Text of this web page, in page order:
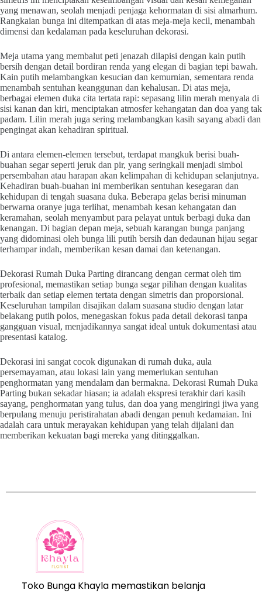
yang menawan, seolah menjadi penjaga kehormatan di sisi almarhum.
Rangkaian bunga ini ditempatkan di atas meja-meja kecil, menambah
dimensi dan kedalaman pada keseluruhan dekorasi.
Meja utama yang membalut peti jenazah dilapisi dengan kain putih
bersih dengan detail bordiran renda yang elegan di bagian tepi bawah.
Kain putih melambangkan kesucian dan kemurnian, sementara renda
menambah sentuhan keanggunan dan kehalusan. Di atas meja,
berbagai elemen duka cita tertata rapi: sepasang lilin merah menyala di
sisi kanan dan kiri, menciptakan atmosfer kehangatan dan doa yang tak
padam. Lilin merah juga sering melambangkan kasih sayang abadi dan
pengingat akan kehadiran spiritual.
Di antara elemen-elemen tersebut, terdapat mangkuk berisi buah-
buahan segar seperti jeruk dan pir, yang seringkali menjadi simbol
persembahan atau harapan akan kelimpahan di kehidupan selanjutnya.
Kehadiran buah-buahan ini memberikan sentuhan kesegaran dan
kehidupan di tengah suasana duka. Beberapa gelas berisi minuman
berwarna oranye juga terlihat, menambah kesan kehangatan dan
keramahan, seolah menyambut para pelayat untuk berbagi duka dan
kenangan. Di bagian depan meja, sebuah karangan bunga panjang
yang didominasi oleh bunga lili putih bersih dan dedaunan hijau segar
terhampar indah, memberikan kesan damai dan ketenangan.
Dekorasi Rumah Duka Parting dirancang dengan cermat oleh tim
profesional, memastikan setiap bunga segar pilihan dengan kualitas
terbaik dan setiap elemen tertata dengan simetris dan proporsional.
Keseluruhan tampilan disajikan dalam suasana studio dengan latar
belakang putih polos, menegaskan fokus pada detail dekorasi tanpa
gangguan visual, menjadikannya sangat ideal untuk dokumentasi atau
presentasi katalog.
Dekorasi ini sangat cocok digunakan di rumah duka, aula
persemayaman, atau lokasi lain yang memerlukan sentuhan
penghormatan yang mendalam dan bermakna. Dekorasi Rumah Duka
Parting bukan sekadar hiasan; ia adalah ekspresi terakhir dari kasih
sayang, penghormatan yang tulus, dan doa yang mengiringi jiwa yang
berpulang menuju peristirahatan abadi dengan penuh kedamaian. Ini
adalah cara untuk merayakan kehidupan yang telah dijalani dan
memberikan kekuatan bagi mereka yang ditinggalkan.
Toko Bunga Khayla memastikan belanja